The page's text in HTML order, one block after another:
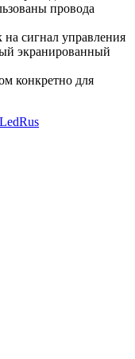
провода
сигнал управления
экранированный
конкретно для
LedRus